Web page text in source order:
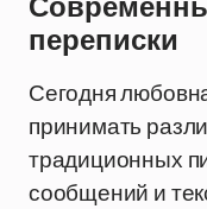
переписки
Сегодня
принимать
традиционных
сообщений и